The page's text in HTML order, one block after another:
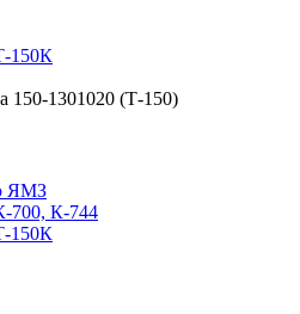
150К
150-1301020 (Т-150)
ЯМЗ
700, К-744
150К